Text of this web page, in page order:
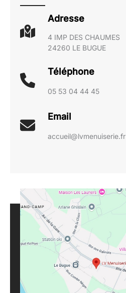
Adresse
4 IMP DES CHAUMES
24260 LE BUGUE
Téléphone
05 53 04 44 45
Email
accueil@lvmenuiserie.fr